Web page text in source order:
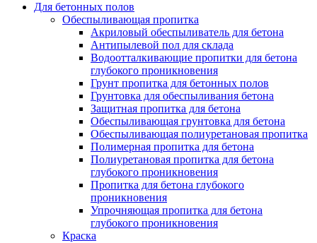
Для бетонных полов
Обеспыливающая пропитка
Акриловый обеспыливатель для бетона
Антипылевой пол для склада
Водоотталкивающие пропитки для бетона
глубокого проникновения
Грунт пропитка для бетонных полов
Грунтовка для обеспыливания бетона
Защитная пропитка для бетона
Обеспыливающая грунтовка для бетона
Обеспыливающая полиуретановая пропитка
Полимерная пропитка для бетона
Полиуретановая пропитка для бетона
глубокого проникновения
Пропитка для бетона глубокого
проникновения
Упрочняющая пропитка для бетона
глубокого проникновения
Краска